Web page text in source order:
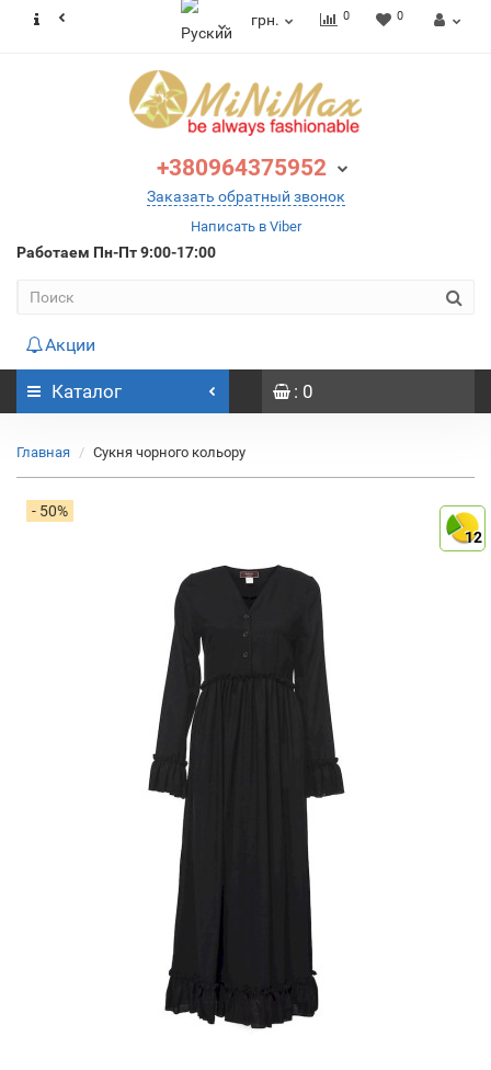
грн. 0 0
+380964375952
Заказать обратный звонок
Написать в Viber
Работаем Пн-Пт 9:00-17:00
Акции
Каталог : 0
Главная Сукня чорного кольору
12
- 50%